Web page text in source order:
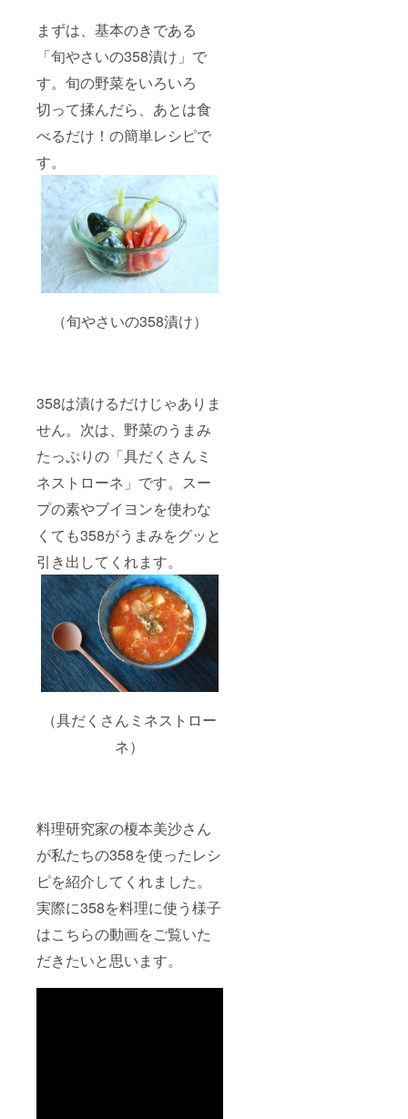
まずは、基本のきである
「旬やさいの358漬け」で
す。旬の野菜をいろいろ
切って揉んだら、あとは食
べるだけ！の簡単レシピで
す。
（旬やさいの358漬け）
358は漬けるだけじゃありま
せん。次は、野菜のうまみ
たっぷりの「具だくさんミ
ネストローネ」です。スー
プの素やブイヨンを使わな
くても358がうまみをグッと
引き出してくれます。
（具だくさんミネストロー
ネ）
料理研究家の榎本美沙さん
が私たちの358を使ったレシ
ピを紹介してくれました。
実際に358を料理に使う様子
はこちらの動画をご覧いた
だきたいと思います。